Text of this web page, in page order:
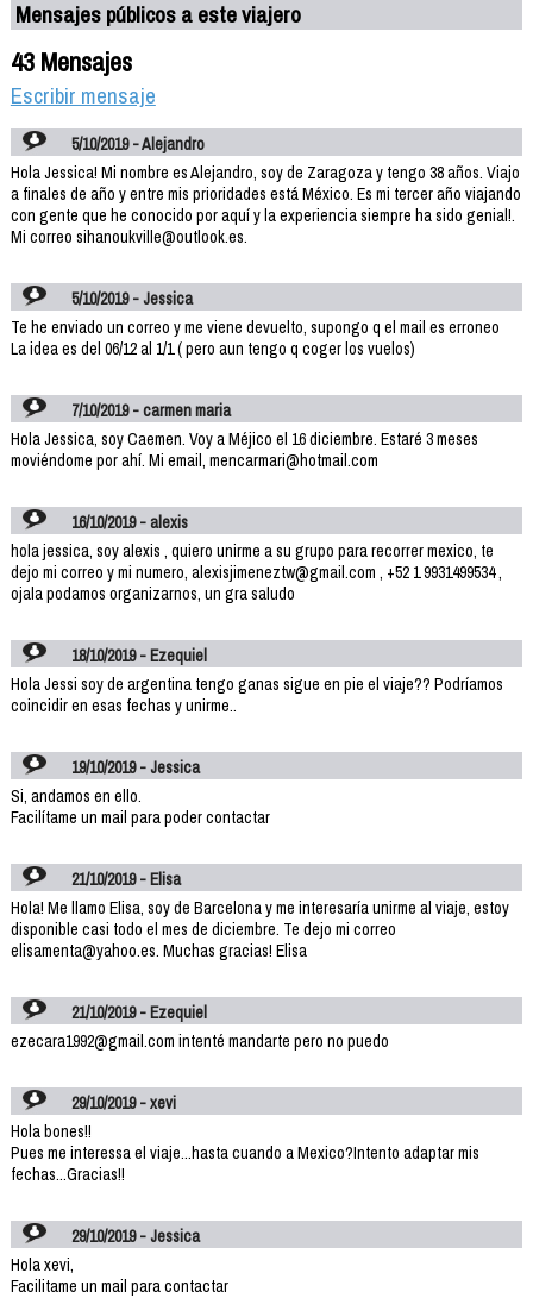
Mensajes públicos a este viajero
43 Mensajes
Escribir mensaje
5/10/2019 - Alejandro
Hola Jessica! Mi nombre es Alejandro, soy de Zaragoza y tengo 38 años. Viajo
a finales de año y entre mis prioridades está México. Es mi tercer año viajando
con gente que he conocido por aquí y la experiencia siempre ha sido genial!.
Mi correo sihanoukville@outlook.es.
5/10/2019 - Jessica
Te he enviado un correo y me viene devuelto, supongo q el mail es erroneo
La idea es del 06/12 al 1/1 ( pero aun tengo q coger los vuelos)
7/10/2019 - carmen maria
Hola Jessica, soy Caemen. Voy a Méjico el 16 diciembre. Estaré 3 meses
moviéndome por ahí. Mi email, mencarmari@hotmail.com
16/10/2019 - alexis
hola jessica, soy alexis , quiero unirme a su grupo para recorrer mexico, te
dejo mi correo y mi numero, alexisjimeneztw@gmail.com , +52 1 9931499534 ,
ojala podamos organizarnos, un gra saludo
18/10/2019 - Ezequiel
Hola Jessi soy de argentina tengo ganas sigue en pie el viaje?? Podríamos
coincidir en esas fechas y unirme..
19/10/2019 - Jessica
Si, andamos en ello.
Facilítame un mail para poder contactar
21/10/2019 - Elisa
Hola! Me llamo Elisa, soy de Barcelona y me interesaría unirme al viaje, estoy
disponible casi todo el mes de diciembre. Te dejo mi correo
elisamenta@yahoo.es. Muchas gracias! Elisa
21/10/2019 - Ezequiel
ezecara1992@gmail.com intenté mandarte pero no puedo
29/10/2019 - xevi
Hola bones!!
Pues me interessa el viaje...hasta cuando a Mexico?Intento adaptar mis
fechas...Gracias!!
29/10/2019 - Jessica
Hola xevi,
Facilitame un mail para contactar